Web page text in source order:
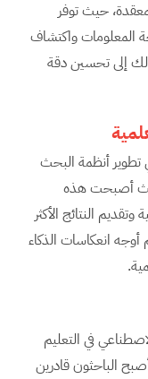
حيث توفر
المعلومات واكتشاف
إلى تحسين دقة
أنظمة البحث
حيث أصبحت هذه
النتائج الأكثر
انعكاسات الذكاء
في التعليم
الباحثون قادرين